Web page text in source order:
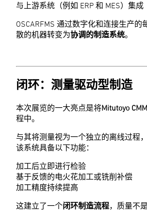
与上游系统（例如 ERP 和 MES）集成
OSCARFMS 通过数字化和连接生产的
散的机器转变为协调的制造系统。
闭环：测量驱动型制造
本次展览的一大亮点是将Mitutoyo
程中。
与其将测量视为一个独立的离线过程，
该系统具备以下功能：
加工后立即进行检验
基于反馈的电火花加工或铣削补偿
加工精度持续提高
这建立了一个闭环制造流程，质量不